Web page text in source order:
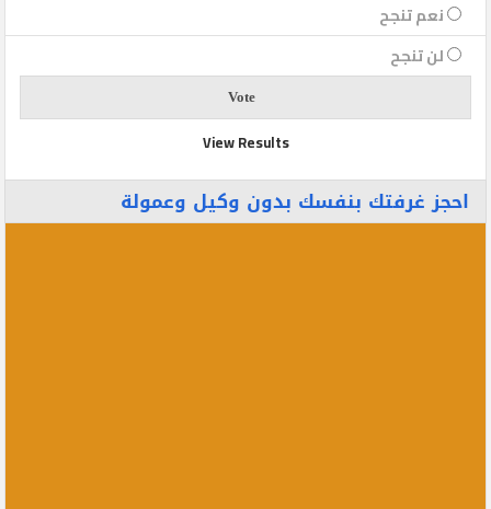
نعم تنجح
لن تنجح
View Results
احجز غرفتك بنفسك بدون وكيل وعمولة